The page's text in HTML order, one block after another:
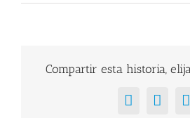
Compartir esta historia,
Facebook
X